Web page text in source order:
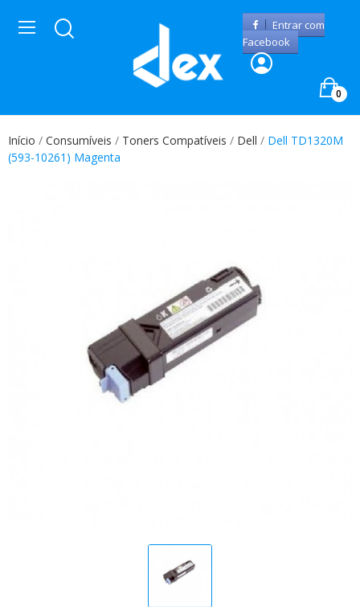
Entrar com
Facebook
0
Início Consumíveis Toners Compatíveis Dell
Dell TD1320M
(593-10261) Magenta